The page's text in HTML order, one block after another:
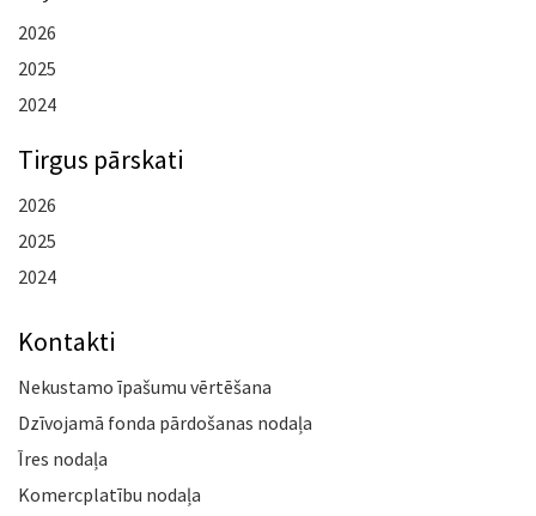
2026
2025
2024
Tirgus pārskati
2026
2025
2024
Kontakti
Nekustamo īpašumu vērtēšana
Dzīvojamā fonda pārdošanas nodaļa
Īres nodaļa
Komercplatību nodaļa